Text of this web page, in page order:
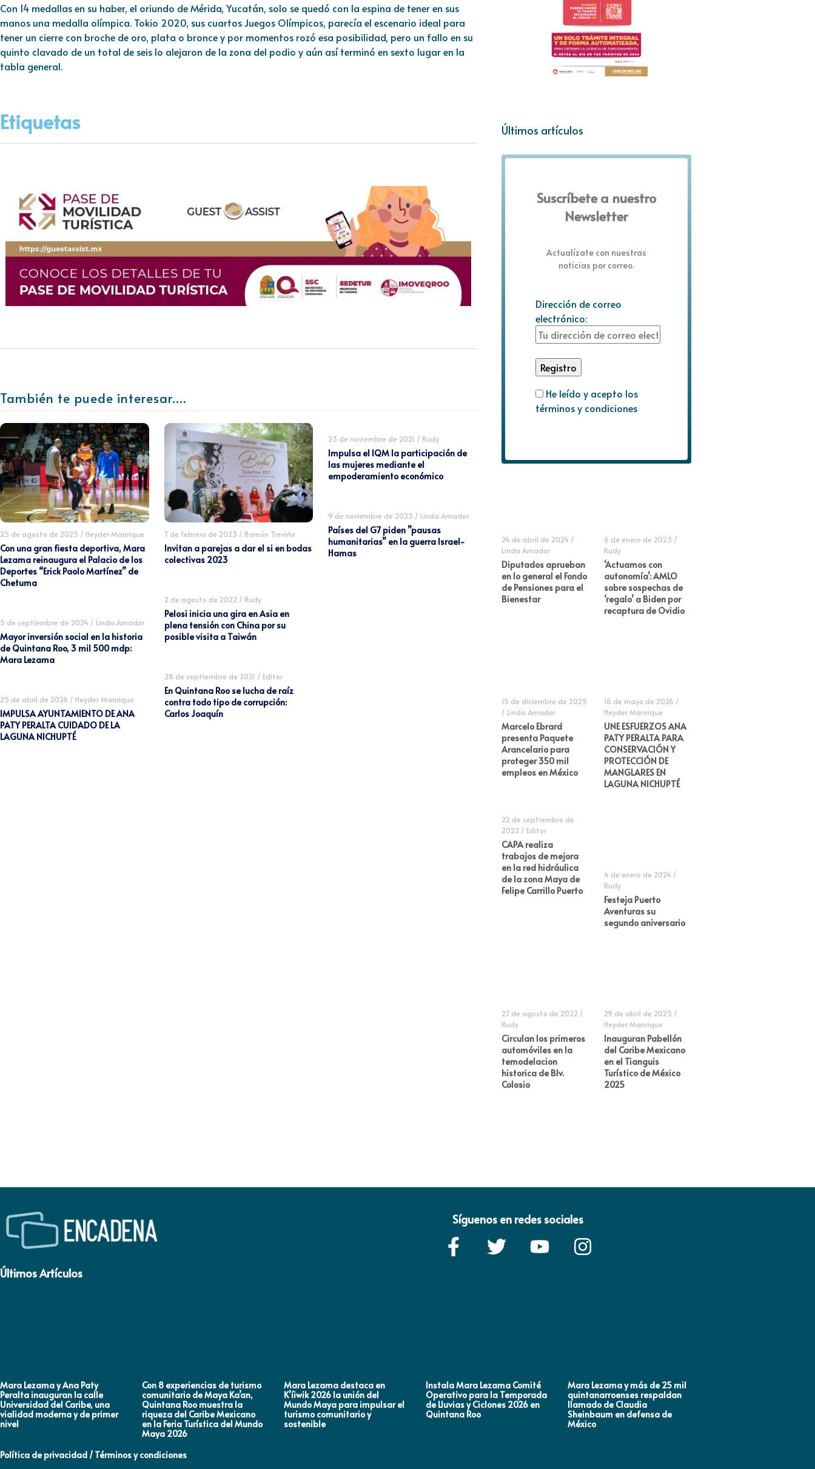
Con 14 medallas en su haber, el oriundo de Mérida, Yucatán, solo se quedó con la espina de tener en sus
manos una medalla olímpica. Tokio 2020, sus cuartos Juegos Olímpicos, parecía el escenario ideal para
tener un cierre con broche de oro, plata o bronce y por momentos rozó esa posibilidad, pero un fallo en su
quinto clavado de un total de seis lo alejaron de la zona del podio y aún así terminó en sexto lugar en la
tabla general.
Etiquetas
También te puede interesar....
25 de agosto de 2025 / Heyder Manrique
Con una gran fiesta deportiva, Mara
Lezama reinaugura el Palacio de los
Deportes “Erick Paolo Martínez” de
Chetuma
5 de septiembre de 2024 / Linda Amador
Mayor inversión social en la historia
de Quintana Roo, 3 mil 500 mdp:
Mara Lezama
25 de abril de 2026 / Heyder Manrique
IMPULSA AYUNTAMIENTO DE ANA
PATY PERALTA CUIDADO DE LA
LAGUNA NICHUPTÉ
7 de febrero de 2023 / Ramón Treviño
Invitan a parejas a dar el si en bodas
colectivas 2023
2 de agosto de 2022 / Rudy
Pelosi inicia una gira en Asia en
plena tensión con China por su
posible visita a Taiwán
28 de septiembre de 2021 / Editor
En Quintana Roo se lucha de raíz
contra todo tipo de corrupción:
Carlos Joaquín
23 de noviembre de 2021 / Rudy
Impulsa el IQM la participación de
las mujeres mediante el
empoderamiento económico
9 de noviembre de 2023 / Linda Amador
Países del G7 piden ”pausas
humanitarias” en la guerra Israel-
Hamas
Últimos artículos
Suscríbete a nuestro
Newsletter
Actualízate con nuestras
noticias por correo.
Dirección de correo
electrónico:
He leído y acepto los
términos y condiciones
24 de abril de 2024 /
Linda Amador
Diputados aprueban
en lo general el Fondo
de Pensiones para el
Bienestar
6 de enero de 2023 /
Rudy
‘Actuamos con
autonomía’: AMLO
sobre sospechas de
‘regalo’ a Biden por
recaptura de Ovidio
15 de diciembre de 2025
/ Linda Amador
Marcelo Ebrard
presenta Paquete
Arancelario para
proteger 350 mil
empleos en México
16 de mayo de 2026 /
Heyder Manrique
UNE ESFUERZOS ANA
PATY PERALTA PARA
CONSERVACIÓN Y
PROTECCIÓN DE
MANGLARES EN
LAGUNA NICHUPTÉ
22 de septiembre de
2022 / Editor
CAPA realiza
trabajos de mejora
en la red hidráulica
de la zona Maya de
Felipe Carrillo Puerto
4 de enero de 2024 /
Rudy
Festeja Puerto
Aventuras su
segundo aniversario
27 de agosto de 2022 /
Rudy
Circulan los primeros
automóviles en la
temodelacion
historica de Blv.
Colosio
29 de abril de 2025 /
Heyder Manrique
Inauguran Pabellón
del Caribe Mexicano
en el Tianguis
Turístico de México
2025
Síguenos en redes sociales
Últimos Artículos
Mara Lezama y Ana Paty
Peralta inauguran la calle
Universidad del Caribe, una
vialidad moderna y de primer
nivel
Con 8 experiencias de turismo
comunitario de Maya Ka’an,
Quintana Roo muestra la
riqueza del Caribe Mexicano
en la Feria Turística del Mundo
Maya 2026
Mara Lezama destaca en
K’íiwik 2026 la unión del
Mundo Maya para impulsar el
turismo comunitario y
sostenible
Instala Mara Lezama Comité
Operativo para la Temporada
de Lluvias y Ciclones 2026 en
Quintana Roo
Mara Lezama y más de 25 mil
quintanarroenses respaldan
llamado de Claudia
Sheinbaum en defensa de
México
Política de privacidad / Términos y condiciones